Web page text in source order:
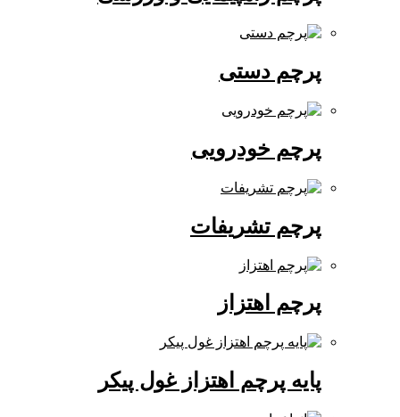
پرچم دستی
پرچم خودرویی
پرچم تشریفات
پرچم اهتزاز
پایه پرچم اهتزاز غول پیکر